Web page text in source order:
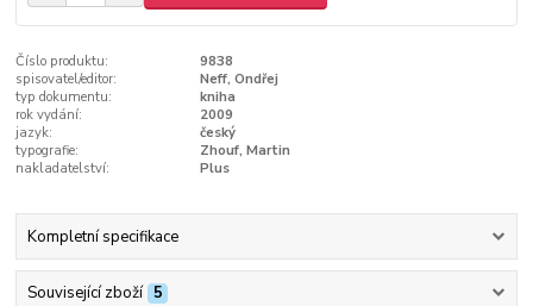
Číslo produktu:
9838
spisovatel/editor:
Neff, Ondřej
typ dokumentu:
kniha
rok vydání:
2009
jazyk:
český
typografie:
Zhouf, Martin
nakladatelství:
Plus
Kompletní specifikace
Související zboží 5